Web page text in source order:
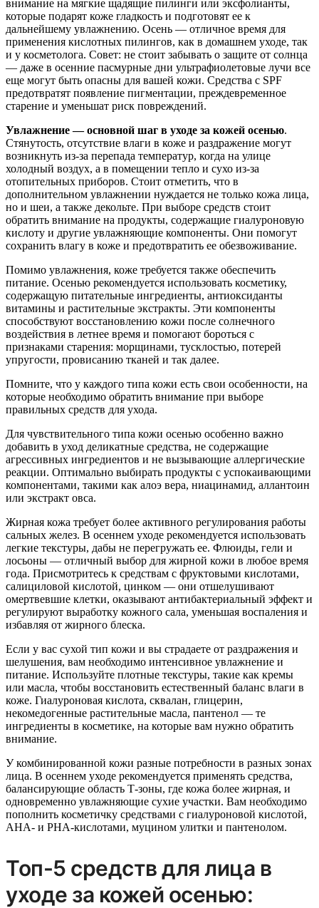
внимание на мягкие щадящие пилинги или эксфолианты,
которые подарят коже гладкость и подготовят ее к
дальнейшему увлажнению. Осень — отличное время для
применения кислотных пилингов, как в домашнем уходе, так
и у косметолога. Совет: не стоит забывать о защите от солнца
— даже в осенние пасмурные дни ультрафиолетовые лучи все
еще могут быть опасны для вашей кожи. Средства с SPF
предотвратят появление пигментации, преждевременное
старение и уменьшат риск повреждений.
Увлажнение — основной шаг в уходе за кожей осенью.
Стянутость, отсутствие влаги в коже и раздражение могут
возникнуть из-за перепада температур, когда на улице
холодный воздух, а в помещении тепло и сухо из-за
отопительных приборов. Стоит отметить, что в
дополнительном увлажнении нуждается не только кожа лица,
но и шеи, а также декольте. При выборе средств стоит
обратить внимание на продукты, содержащие гиалуроновую
кислоту и другие увлажняющие компоненты. Они помогут
сохранить влагу в коже и предотвратить ее обезвоживание.
Помимо увлажнения, коже требуется также обеспечить
питание. Осенью рекомендуется использовать косметику,
содержащую питательные ингредиенты, антиоксиданты
витамины и растительные экстракты. Эти компоненты
способствуют восстановлению кожи после солнечного
воздействия в летнее время и помогают бороться с
признаками старения: морщинами, тусклостью, потерей
упругости, провисанию тканей и так далее.
Помните, что у каждого типа кожи есть свои особенности, на
которые необходимо обратить внимание при выборе
правильных средств для ухода.
Для чувствительного типа кожи осенью особенно важно
добавить в уход деликатные средства, не содержащие
агрессивных ингредиентов и не вызывающие аллергические
реакции. Оптимально выбирать продукты с успокаивающими
компонентами, такими как алоэ вера, ниацинамид, аллантоин
или экстракт овса.
Жирная кожа требует более активного регулирования работы
сальных желез. В осеннем уходе рекомендуется использовать
легкие текстуры, дабы не перегружать ее. Флюиды, гели и
лосьоны — отличный выбор для жирной кожи в любое время
года. Присмотритесь к средствам с фруктовыми кислотами,
салициловой кислотой, цинком — они отшелушивают
омертвевшие клетки, оказывают антибактериальный эффект и
регулируют выработку кожного сала, уменьшая воспаления и
избавляя от жирного блеска.
Если у вас сухой тип кожи и вы страдаете от раздражения и
шелушения, вам необходимо интенсивное увлажнение и
питание. Используйте плотные текстуры, такие как кремы
или масла, чтобы восстановить естественный баланс влаги в
коже. Гиалуроновая кислота, сквалан, глицерин,
некомедогенные растительные масла, пантенол — те
ингредиенты в косметике, на которые вам нужно обратить
внимание.
У комбинированной кожи разные потребности в разных зонах
лица. В осеннем уходе рекомендуется применять средства,
балансирующие область Т-зоны, где кожа более жирная, и
одновременно увлажняющие сухие участки. Вам необходимо
пополнить косметичку средствами с гиалуроновой кислотой,
AHA- и PHA-кислотами, муцином улитки и пантенолом.
Топ-5 средств для лица в
уходе за кожей осенью: